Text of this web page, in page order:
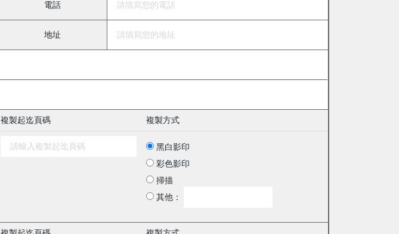
電話
地址
複製起迄頁碼 複製方式
黑白影印
彩色影印
掃描
其他：